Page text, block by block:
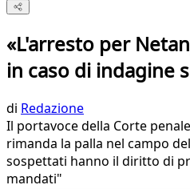
«L'arresto per
in caso di indagine
di Redazione
Il portavoce della Corte
rimanda la palla nel campo
sospettati hanno il diritto di
mandati"